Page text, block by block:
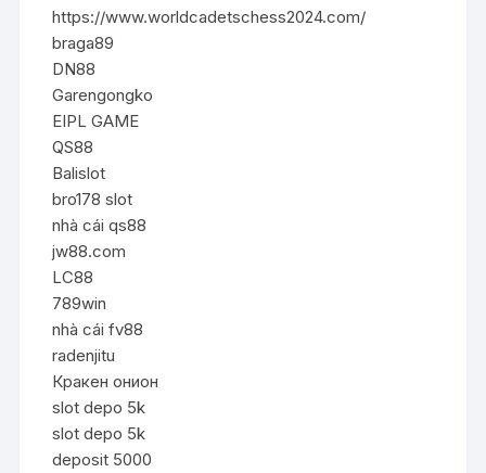
https://www.worldcadetschess2024.com/
braga89
DN88
Garengongko
EIPL GAME
QS88
Balislot
bro178 slot
nhà cái qs88
jw88.com
LC88
789win
nhà cái fv88
radenjitu
Кракен онион
slot depo 5k
slot depo 5k
deposit 5000